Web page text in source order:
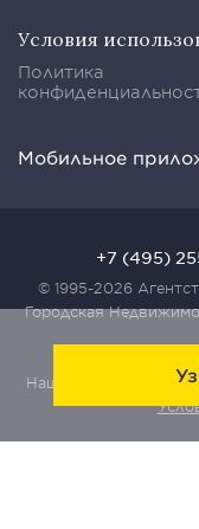
Условия
Политика
Мобильное
© 1995-2026
Городская
Наш сайт защищен с
+7 (495)